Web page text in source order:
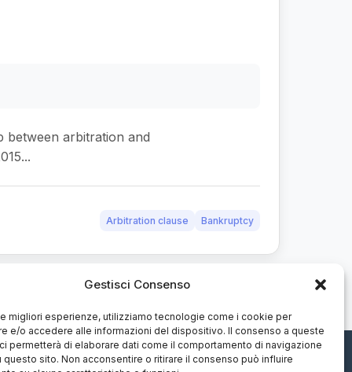
Gestisci Consenso
migliori esperienze, utilizziamo tecnologie come i cookie per
e/o accedere alle informazioni del dispositivo. Il consenso a queste
permetterà di elaborare dati come il comportamento di navigazione
questo sito. Non acconsentire o ritirare il consenso può influire
between arbitration and
Arbitration clause Bankruptcy